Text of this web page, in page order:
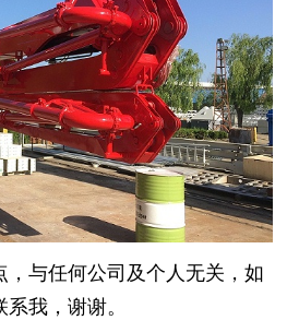
，与任何公司及个人无关，如
我，谢谢。